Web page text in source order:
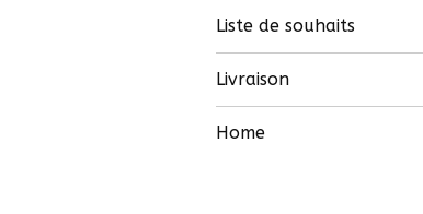
Liste de souhaits
Livraison
Home